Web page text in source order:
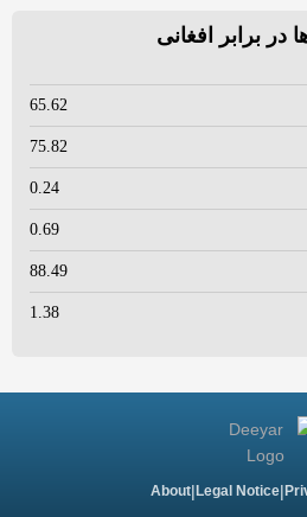
در برابر افغانی
65.62
75.82
0.24
0.69
88.49
1.38
|
Legal Notice
|
About